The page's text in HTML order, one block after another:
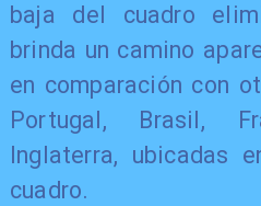
baja del cuadro
brinda un camino
en comparación con
Portugal, Brasil,
Inglaterra, ubicadas
cuadro.